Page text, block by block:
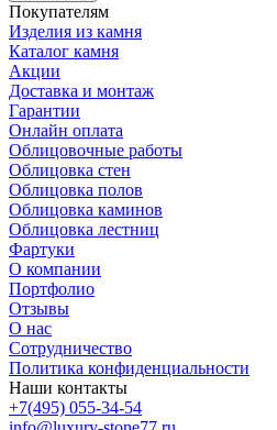
Покупателям
Изделия из камня
Каталог камня
Акции
Доставка и монтаж
Гарантии
Онлайн оплата
Облицовочные работы
Облицовка стен
Облицовка полов
Облицовка каминов
Облицовка лестниц
Фартуки
О компании
Портфолио
Отзывы
О нас
Сотрудничество
Политика конфиденциальности
Наши контакты
+7(495) 055-34-54